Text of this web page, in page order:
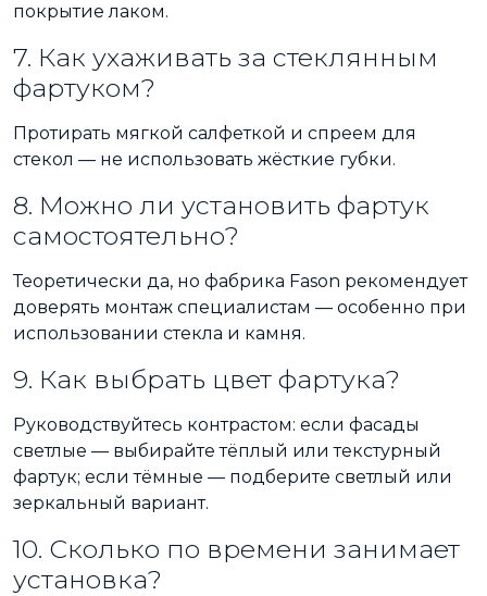
покрытие лаком.
7. Как ухаживать за стеклянным
фартуком?
Протирать мягкой салфеткой и спреем для
стекол — не использовать жёсткие губки.
8. Можно ли установить фартук
самостоятельно?
Теоретически да, но фабрика Fason рекомендует
доверять монтаж специалистам — особенно при
использовании стекла и камня.
9. Как выбрать цвет фартука?
Руководствуйтесь контрастом: если фасады
светлые — выбирайте тёплый или текстурный
фартук; если тёмные — подберите светлый или
зеркальный вариант.
10. Сколько по времени занимает
установка?